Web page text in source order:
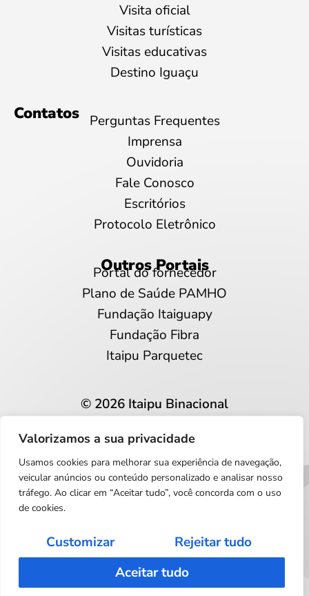
Valorizamos a sua privacidade
Usamos cookies para melhorar sua experiência de navegação,
veicular anúncios ou conteúdo personalizado e analisar nosso
tráfego. Ao clicar em “Aceitar tudo”, você concorda com o uso
de cookies.
Customizar
Rejeitar tudo
Aceitar tudo
Visita oficial
Visitas turísticas
Visitas educativas
Destino Iguaçu
Contatos
Perguntas Frequentes
Imprensa
Ouvidoria
Fale Conosco
Escritórios
Protocolo Eletrônico
Outros Portais
Portal do fornecedor
Plano de Saúde PAMHO
Fundação Itaiguapy
Fundação Fibra
Itaipu Parquetec
© 2026 Itaipu Binacional
Privacidade e proteção de dados
Português